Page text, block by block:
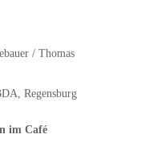
/ Thomas
Regensburg
im Café